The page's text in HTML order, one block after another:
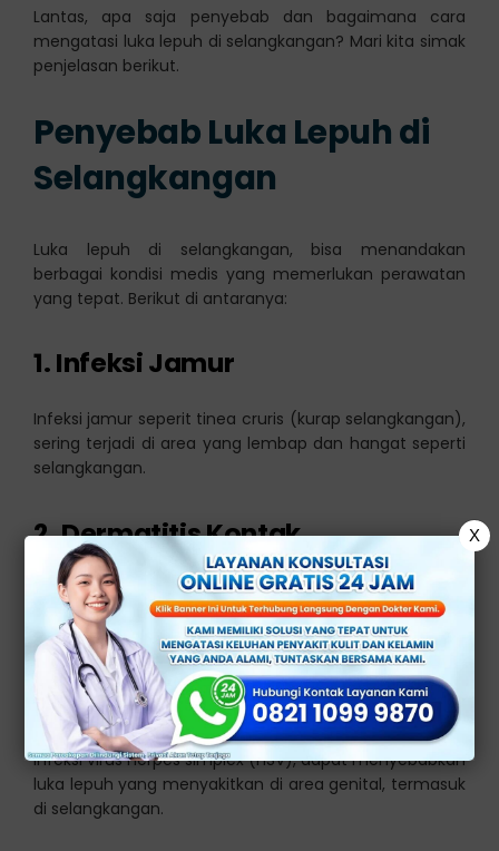
Lantas, apa saja penyebab dan bagaimana cara
mengatasi luka lepuh di selangkangan? Mari kita simak
penjelasan berikut.
Penyebab Luka Lepuh di
Selangkangan
Luka lepuh di selangkangan, bisa menandakan
berbagai kondisi medis yang memerlukan perawatan
yang tepat. Berikut di antaranya:
1. Infeksi Jamur
Infeksi jamur seperit tinea cruris (kurap selangkangan),
sering terjadi di area yang lembap dan hangat seperti
selangkangan.
2. Dermatitis Kontak
Reaksi alergi atau iritasi terhadap zat tertentu, seperti
sabun, deterjen, atau produk perawatan kulit, dapat
menyebabkan dermatitis kontak dan lepuh.
3. Herpes Genital
Infeksi virus herpes simplex (HSV), dapat menyebabkan
luka lepuh yang menyakitkan di area genital, termasuk
di selangkangan.
X